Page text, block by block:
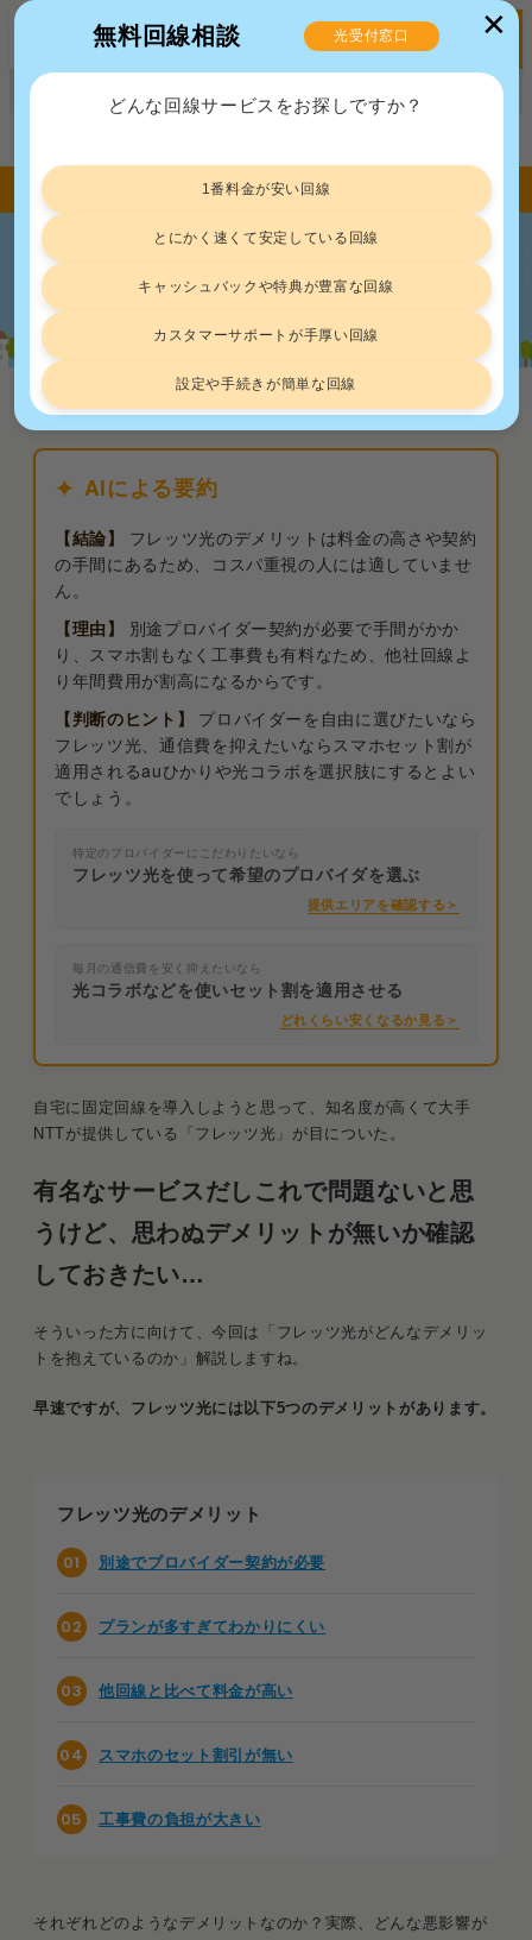
フレッツ光が抱える5つのデメリット｜
やめた方が良い人の特徴も解説
デメリット
AIによる要約
【結論】
フレッツ光のデメリットは料金の高さや契約
の手間にあるため、コスパ重視の人には適していませ
ん。
【理由】
別途プロバイダー契約が必要で手間がかか
り、スマホ割もなく工事費も有料なため、他社回線よ
り年間費用が割高になるからです。
【判断のヒント】
プロバイダーを自由に選びたいなら
フレッツ光、通信費を抑えたいならスマホセット割が
適用されるauひかりや光コラボを選択肢にするとよい
でしょう。
特定のプロバイダーにこだわりたいなら
フレッツ光を使って希望のプロバイダを選ぶ
提供エリアを確認する＞
毎月の通信費を安く抑えたいなら
光コラボなどを使いセット割を適用させる
どれくらい安くなるか見る＞
自宅に固定回線を導入しようと思って、知名度が高くて大手
NTTが提供している「フレッツ光」が目についた。
有名なサービスだしこれで問題ないと思
うけど、思わぬデメリットが無いか確認
しておきたい…
そういった方に向けて、今回は「フレッツ光がどんなデメリッ
トを抱えているのか」解説しますね。
早速ですが、フレッツ光には以下5つのデメリットがあります。
フレッツ光のデメリット
別途でプロバイダー契約が必要
プランが多すぎてわかりにくい
他回線と比べて料金が高い
スマホのセット割引が無い
工事費の負担が大きい
それぞれどのようなデメリットなのか？実際、どんな悪影響が
✕
無料回線相談 光受付窓口
どんな回線サービスをお探しですか？
1番料金が安い回線
とにかく速くて安定している回線
キャッシュバックや特典が豊富な回線
カスタマーサポートが手厚い回線
設定や手続きが簡単な回線